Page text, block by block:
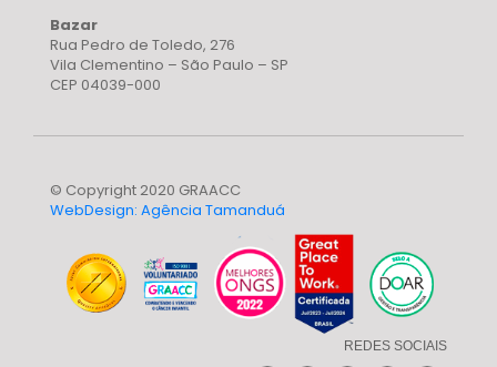
Bazar
Rua Pedro de Toledo, 276
Vila Clementino – São Paulo – SP
CEP 04039-000
© Copyright 2020 GRAACC
WebDesign: Agência Tamanduá
REDES SOCIAIS